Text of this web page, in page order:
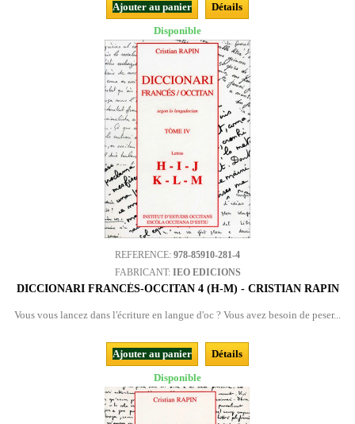
Ajouter au panier
Détails
Disponible
REFERENCE: 978-85910-281-4
FABRICANT: IEO EDICIONS
DICCIONARI FRANCÉS-OCCITAN 4 (H-M) - CRISTIAN RAPIN
Vous vous lancez dans l'écriture en langue d'oc ? Vous avez besoin de peser...
Ajouter au panier
Détails
Disponible